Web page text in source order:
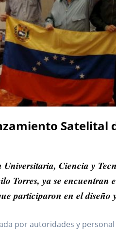
Satelital
Ciencia y
Torres, ya se encuentran
participaron en el diseño
por autoridades y